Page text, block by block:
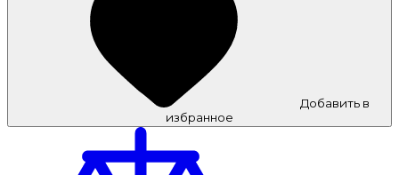
Добавить в
избранное